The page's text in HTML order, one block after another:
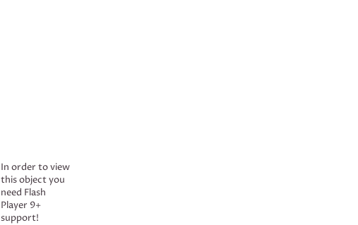
In order to view
this object you
need Flash
Player 9+
support!